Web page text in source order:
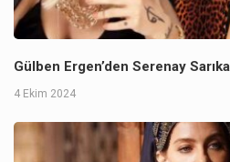
Gülben Ergen’den Serenay
4 Ekim 2024